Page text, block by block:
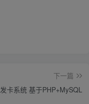
下一篇
卡系统 基于PHP+MySQL